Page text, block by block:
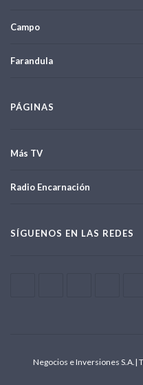
Campo
Farandula
PÁGINAS
Más TV
Radio Encarnación
SÍGUENOS EN LAS REDES
Negocios e Inversiones S.A.|